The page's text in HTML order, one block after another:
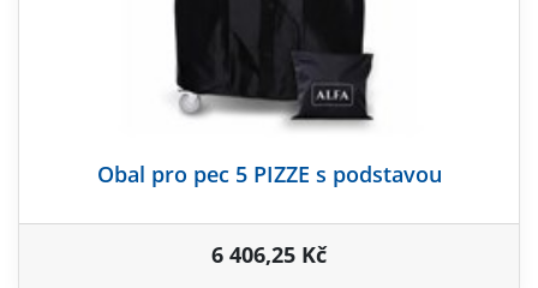
Obal pro pec 5 PIZZE s podstavou
6 406,25 Kč